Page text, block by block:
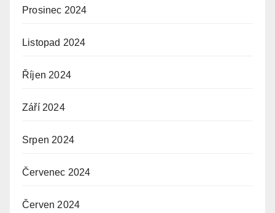
Prosinec 2024
Listopad 2024
Říjen 2024
Září 2024
Srpen 2024
Červenec 2024
Červen 2024